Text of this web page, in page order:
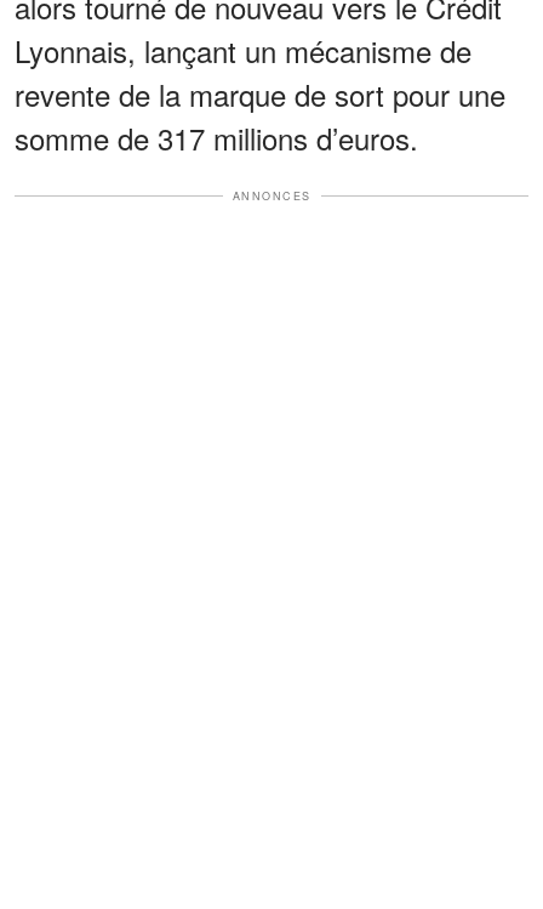
Lyonnais, lançant un mécanisme de
revente de la marque de sort pour une
somme de 317 millions d’euros.
ANNONCES